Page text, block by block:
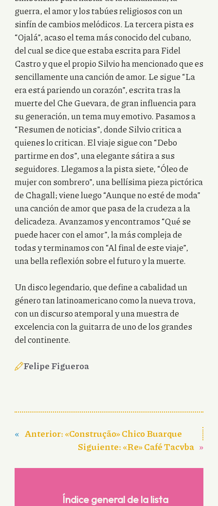
guerra, el amor y los tabúes religiosos con un
sinfín de cambios melódicos. La tercera pista es
“Ojalá”, acaso el tema más conocido del cubano,
del cual se dice que estaba escrita para Fidel
Castro y que el propio Silvio ha mencionado que es
sencillamente una canción de amor. Le sigue “La
era está pariendo un corazón”, escrita tras la
muerte del Che Guevara, de gran influencia para
su generación, un tema muy emotivo. Pasamos a
“Resumen de noticias”, donde Silvio critica a
quienes lo critican. El viaje sigue con “Debo
partirme en dos”, una elegante sátira a sus
seguidores. Llegamos a la pista siete, “Óleo de
mujer con sombrero”, una bellísima pieza pictórica
de Chagall; viene luego “Aunque no esté de moda”
una canción de amor que pasa de la crudeza a la
delicadeza. Avanzamos y encontramos “Qué se
puede hacer con el amor”, la más compleja de
todas y terminamos con “Al final de este viaje”,
una bella reflexión sobre el futuro y la muerte.
Un disco legendario, que define a cabalidad un
género tan latinoamericano como la nueva trova,
con un discurso atemporal y una muestra de
excelencia con la guitarra de uno de los grandes
del continente.
Felipe Figueroa
« Anterior:«Construção» Chico Buarque
Siguiente:«Re» Café Tacvba »
Índice general de la lista